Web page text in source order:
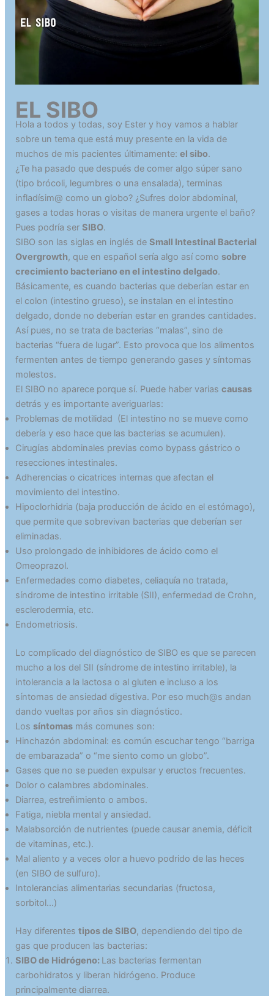
EL SIBO
Hola a todos y todas, soy Ester y hoy vamos a hablar
sobre un tema que está muy presente en la vida de
muchos de mis pacientes últimamente:el sibo.
¿Te ha pasado que después de comer algo súper sano
(tipo brócoli, legumbres o una ensalada), terminas
infladísim@ como un globo? ¿Sufres dolor abdominal,
gases a todas horas o visitas de manera urgente el baño?
Pues podría serSIBO.
SIBO son las siglas en inglés deSmall Intestinal Bacterial
Overgrowth, que en español sería algo así como sobre
crecimiento bacteriano en el intestino delgado.
Básicamente, es cuando bacterias que deberían estar en
el colon (intestino grueso), se instalan en el intestino
delgado, donde no deberían estar en grandes cantidades.
Así pues, no se trata de bacterias “malas”, sino de
bacterias “fuera de lugar”. Esto provoca que los alimentos
fermenten antes de tiempo generando gases y síntomas
molestos.
El SIBO no aparece porque sí. Puede haber variascausas
detrás y es importante averiguarlas:
Problemas de motilidad (El intestino no se mueve como
debería y eso hace que las bacterias se acumulen).
Cirugías abdominales previas como bypass gástrico o
resecciones intestinales.
Adherencias o cicatrices internas que afectan el
movimiento del intestino.
Hipoclorhidria (baja producción de ácido en el estómago),
que permite que sobrevivan bacterias que deberían ser
eliminadas.
Uso prolongado de inhibidores de ácido como el
Omeoprazol.
Enfermedades como diabetes, celiaquía no tratada,
síndrome de intestino irritable (SII), enfermedad de Crohn,
esclerodermia, etc.
Endometriosis.
Lo complicado del diagnóstico de SIBO es que se parecen
mucho a los del SII (síndrome de intestino irritable), la
intolerancia a la lactosa o al gluten e incluso a los
síntomas de ansiedad digestiva. Por eso much@s andan
dando vueltas por años sin diagnóstico.
Los síntomas más comunes son:
Hinchazón abdominal: es común escuchar tengo “barriga
de embarazada” o “me siento como un globo”.
Gases que no se pueden expulsar y eructos frecuentes.
Dolor o calambres abdominales.
Diarrea, estreñimiento o ambos.
Fatiga, niebla mental y ansiedad.
Malabsorción de nutrientes (puede causar anemia, déficit
de vitaminas, etc.).
Mal aliento y a veces olor a huevo podrido de las heces
(en SIBO de sulfuro).
Intolerancias alimentarias secundarias (fructosa,
sorbitol…)
Hay diferentestipos de SIBO, dependiendo del tipo de
gas que producen las bacterias:
SIBO de Hidrógeno: Las bacterias fermentan
carbohidratos y liberan hidrógeno. Produce
principalmente diarrea.